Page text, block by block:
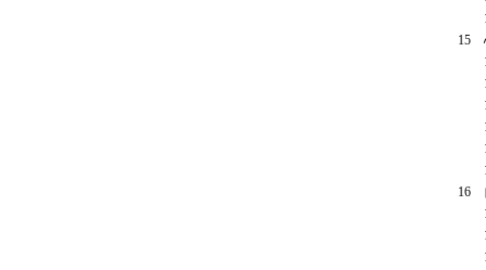
14
15
15
15
15
15
15
15
16
16
16
16